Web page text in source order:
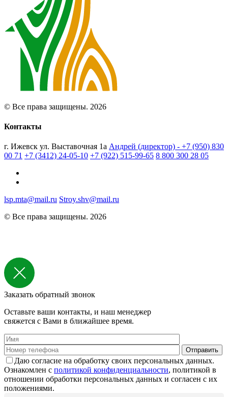
© Все права защищены. 2026
Контакты
г. Ижевск ул. Выставочная 1а Андрей (директор) - +7 (950) 830
00 71 +7 (3412) 24-05-10 +7 (922) 515-99-65 8 800 300 28 05
lsp.mta@mail.ru Stroy.shv@mail.ru
© Все права защищены. 2026
Заказать обратный звонок
Оставьте ваши контакты, и наш менеджер
свяжется с Вами в ближайшее время.
Даю согласие на обработку своих персональных данных.
Ознакомлен с политикой конфиденциальности, политикой в
отношении обработки персональных данных и согласен с их
положениями.